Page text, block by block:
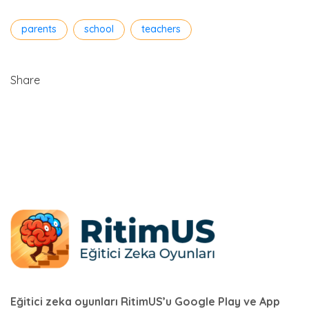
parents school teachers
Share
Eğitici zeka oyunları RitimUS’u Google Play ve App